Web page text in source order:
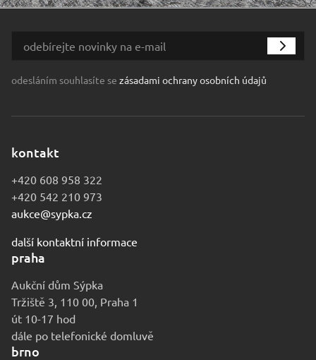
odesláním souhlasíte se zásadami ochrany osobních údajů
kontakt
+420 608 958 322
+420 542 210 973
aukce@sypka.cz
další kontaktní informace
praha
Aukční dům Sýpka
Tržiště 3, 110 00, Praha 1
út 10-17 hod
dále po telefonické domluvě
brno